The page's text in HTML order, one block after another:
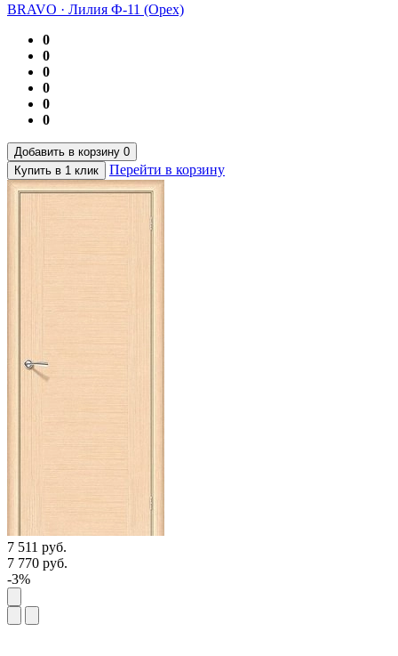
BRAVO · Лилия Ф-11 (Орех)
0
0
0
0
0
0
Добавить в корзину 0
Купить в 1 клик
Перейти в корзину
7 511 руб.
7 770 руб.
-3%